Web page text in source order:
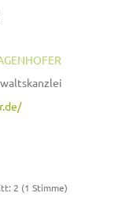
2 (1 Stimme)